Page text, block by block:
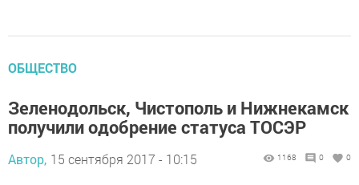
ОБЩЕСТВО
Зеленодольск, Чистополь и Нижнекамск
получили одобрение статуса ТОСЭР
Автор, 15 сентября 2017 - 10:15 1168 0 0